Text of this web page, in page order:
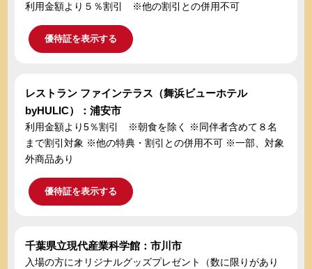
利用金額より５％割引 ※他の割引との併用不可
優待証を表示する
レストラン ファインテラス（舞浜ビューホテル
byHULIC）：浦安市
利用金額より5％割引 ※朝食を除く ※同伴者含めて８名
まで割引対象 ※他の特典・割引との併用不可 ※一部、対象
外商品あり
優待証を表示する
千葉県立現代産業科学館：市川市
入場の方にオリジナルグッズプレゼント（数に限りがあり